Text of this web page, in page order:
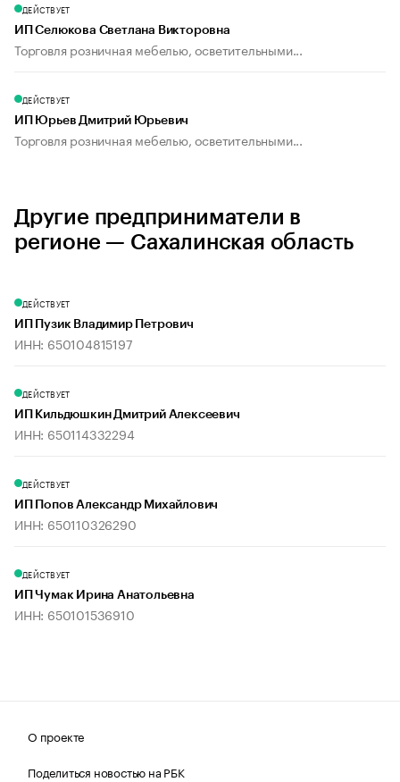
ДЕЙСТВУЕТ
ИП Селюкова Светлана Викторовна
Торговля розничная мебелью, осветительными...
ДЕЙСТВУЕТ
ИП Юрьев Дмитрий Юрьевич
Торговля розничная мебелью, осветительными...
Другие предприниматели в
регионе — Сахалинская область
ДЕЙСТВУЕТ
ИП Пузик Владимир Петрович
ИНН: 650104815197
ДЕЙСТВУЕТ
ИП Кильдюшкин Дмитрий Алексеевич
ИНН: 650114332294
ДЕЙСТВУЕТ
ИП Попов Александр Михайлович
ИНН: 650110326290
ДЕЙСТВУЕТ
ИП Чумак Ирина Анатольевна
ИНН: 650101536910
О проекте
Поделиться новостью на РБК